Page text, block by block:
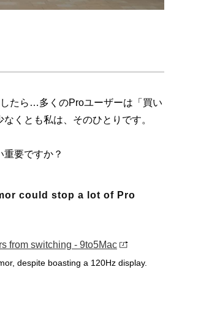
たら…多くのProユーザーは「買い
くとも私は、そのひとりです。
要ですか？
could stop a lot of Pro
from switching - 9to5Mac
despite boasting a 120Hz display.